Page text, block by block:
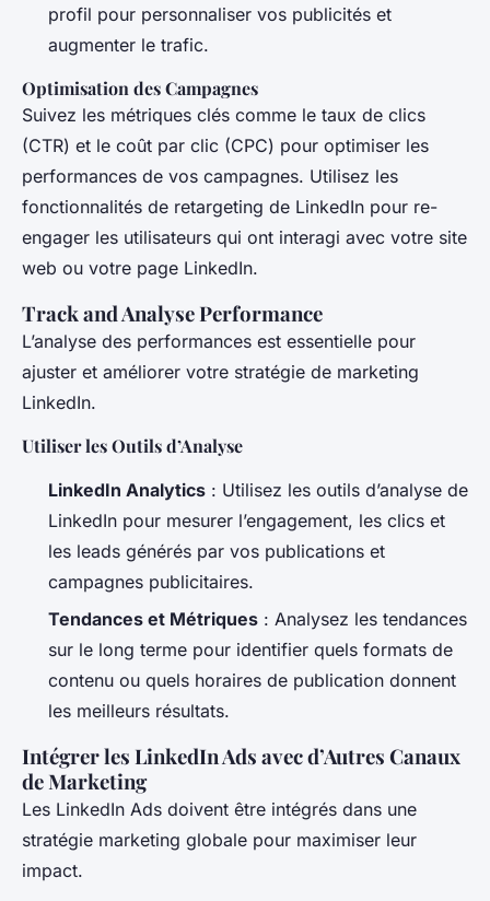
profil pour personnaliser vos publicités et
augmenter le trafic.
Optimisation des Campagnes
Suivez les métriques clés comme le taux de clics
(CTR) et le coût par clic (CPC) pour optimiser les
performances de vos campagnes. Utilisez les
fonctionnalités de retargeting de LinkedIn pour re-
engager les utilisateurs qui ont interagi avec votre site
web ou votre page LinkedIn.
Track and Analyse Performance
L’analyse des performances est essentielle pour
ajuster et améliorer votre stratégie de marketing
LinkedIn.
Utiliser les Outils d’Analyse
LinkedIn Analytics : Utilisez les outils d’analyse de
LinkedIn pour mesurer l’engagement, les clics et
les leads générés par vos publications et
campagnes publicitaires.
Tendances et Métriques : Analysez les tendances
sur le long terme pour identifier quels formats de
contenu ou quels horaires de publication donnent
les meilleurs résultats.
Intégrer les LinkedIn Ads avec d’Autres Canaux
de Marketing
Les LinkedIn Ads doivent être intégrés dans une
stratégie marketing globale pour maximiser leur
impact.